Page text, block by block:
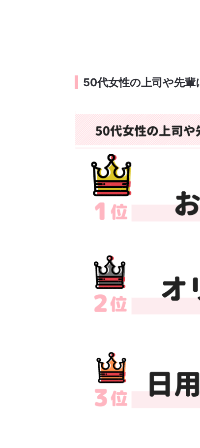
50代女性の上司や先